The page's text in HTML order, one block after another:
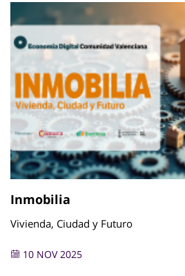
Inmobilia
Vivienda, Ciudad y Futuro
10 NOV 2025